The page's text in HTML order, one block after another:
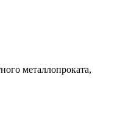
металлопроката,